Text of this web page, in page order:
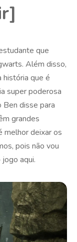
que
Além disso,
história que é
super poderosa
Ben disse para
grandes
melhor deixar os
pois não vou
aqui.